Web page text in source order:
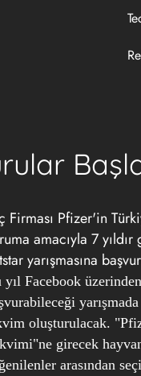
Firması Pfizer'in
amacıyla 7
yarışmasına
yıl Facebook üzerinden
oluşturulacak.
girecek
arasından